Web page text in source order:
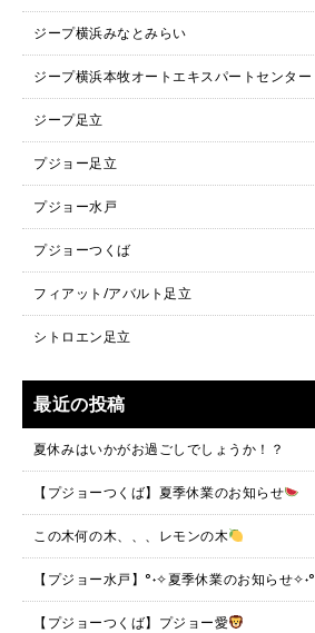
ジープ横浜みなとみらい
ジープ横浜本牧オートエキスパートセンター
ジープ足立
プジョー足立
プジョー水戸
プジョーつくば
フィアット/アバルト足立
シトロエン足立
最近の投稿
夏休みはいかがお過ごしでしょうか！？
【プジョーつくば】夏季休業のお知らせ
この木何の木、、、レモンの木
【プジョー水戸】°˖✧夏季休業のお知らせ✧˖°
【プジョーつくば】プジョー愛